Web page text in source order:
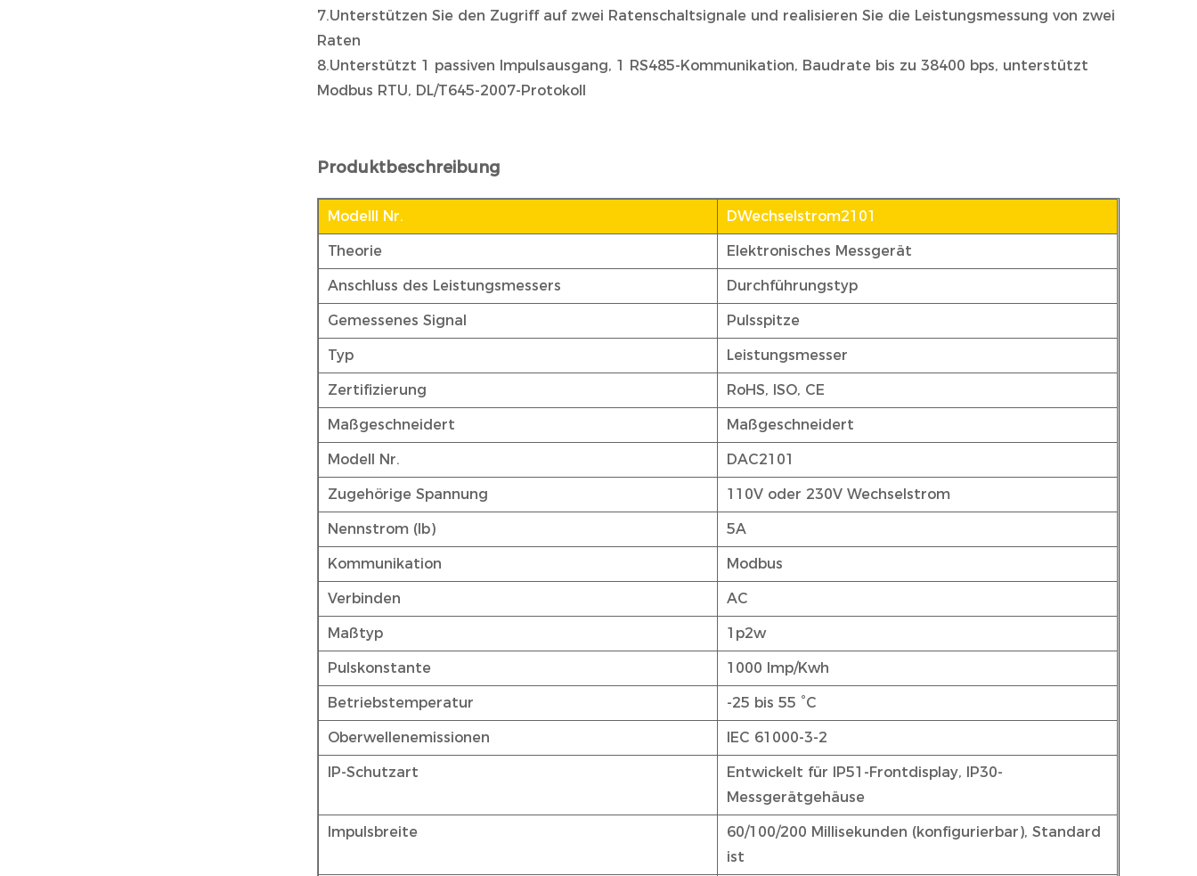
7.Unterstützen Sie den Zugriff auf zwei Ratenschaltsignale und realisieren Sie die Leistungsmessung von zwei
Raten
8.Unterstützt 1 passiven Impulsausgang, 1 RS485-Kommunikation, Baudrate bis zu 38400 bps, unterstützt
Modbus RTU, DL/T645-2007-Protokoll
Produktbeschreibung
Modelll Nr. DWechselstrom2101
Theorie Elektronisches Messgerät
Anschluss des Leistungsmessers Durchführungstyp
Gemessenes Signal Pulsspitze
Typ Leistungsmesser
Zertifizierung RoHS, ISO, CE
Maßgeschneidert Maßgeschneidert
Modell Nr. DAC2101
Zugehörige Spannung 110V oder 230V Wechselstrom
Nennstrom (Ib) 5A
Kommunikation Modbus
Verbinden AC
Maßtyp 1p2w
Pulskonstante 1000 Imp/Kwh
Betriebstemperatur -25 bis 55 °C
Oberwellenemissionen IEC 61000-3-2
IP-Schutzart
Entwickelt für IP51-Frontdisplay, IP30-
Messgerätgehäuse
Impulsbreite
60/100/200 Millisekunden (konfigurierbar), Standard
ist